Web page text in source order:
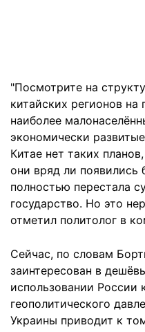
"Посмотрите на
китайских регионов на
наиболее
экономически
Китае нет таких
они вряд ли появились
полностью перестала
государство. Но это
отметил политолог в
Сейчас, по словам
заинтересован в
использовании России
геополитического
Украины приводит к